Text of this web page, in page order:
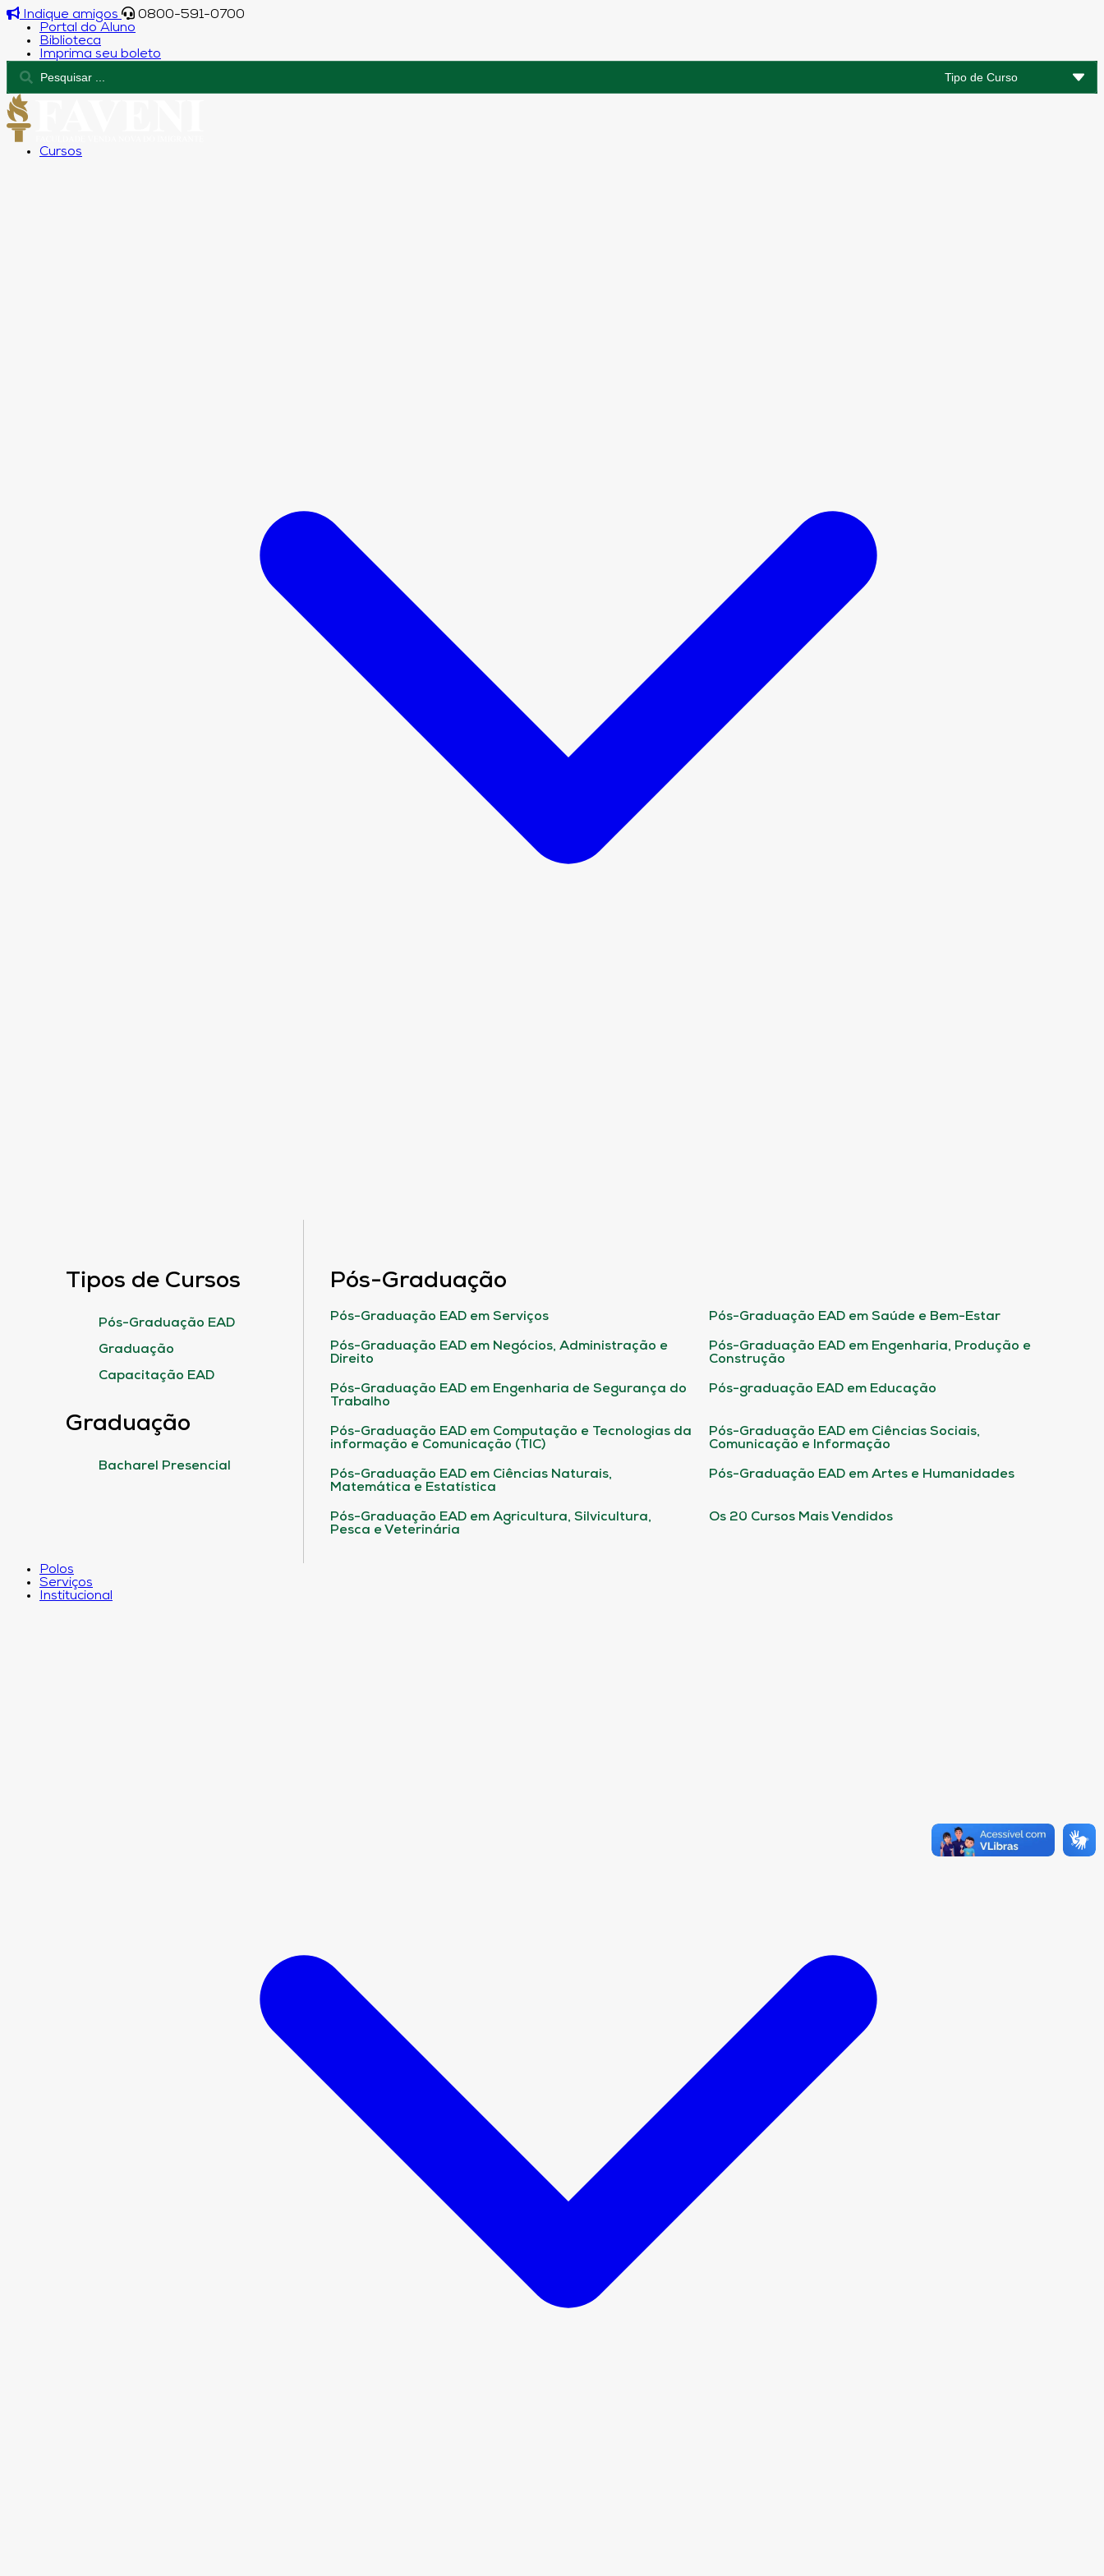
Indique amigos
0800-591-0700
Portal do Aluno
Biblioteca
Imprima seu boleto
Cursos
Tipos de Cursos
Pós-Graduação EAD
Graduação
Capacitação EAD
Graduação
Bacharel Presencial
Pós-Graduação
Pós-Graduação EAD em Serviços Pós-Graduação EAD em Saúde e Bem-Estar
Pós-Graduação EAD em Negócios, Administração e
Direito
Pós-Graduação EAD em Engenharia, Produção e
Construção
Pós-Graduação EAD em Engenharia de Segurança do
Trabalho
Pós-graduação EAD em Educação
Pós-Graduação EAD em Computação e Tecnologias da
informação e Comunicação (TIC)
Pós-Graduação EAD em Ciências Sociais,
Comunicação e Informação
Pós-Graduação EAD em Ciências Naturais,
Matemática e Estatística
Pós-Graduação EAD em Artes e Humanidades
Pós-Graduação EAD em Agricultura, Silvicultura,
Pesca e Veterinária
Os 20 Cursos Mais Vendidos
Polos
Serviços
Institucional